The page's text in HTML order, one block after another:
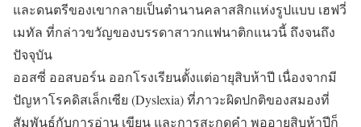
และดนตรีของเขากลายเป็นตำนานคลาสสิกแห่งรูปแบบ เฮฟวี่
เมทัล ที่กล่าวขวัญของบรรดาสาวกแฟนาติกแนวนี้ ถึงจนถึง
ปัจจุบัน
ออสซี่ ออสบอร์น ออกโรงเรียนตั้งแต่อายุสิบห้าปี เนื่องจากมี
ปัญหาโรคดิสเล็กเซีย (Dyslexia) ที่ภาวะผิดปกติของสมองที่
สัมพันธ์กับการอ่าน เขียน และการสะกดคำ พออายุสิบห้าปีก็